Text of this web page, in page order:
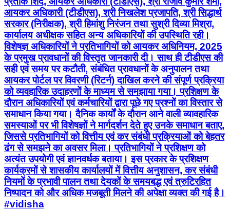
आयकर अधिकारी (टीडीएस), श्री निखलेश प्रजापति, श्री सिद्धार्थ
सरकार (निरीक्षक), श्री हिमांशु निरंजन तथा सुश्री दिव्या मिश्रा,
कार्यालय अधीक्षक सहित अन्य अधिकारियों की उपस्थिति रही।
विशेषज्ञ अधिकारियों ने प्रतिभागियों को आयकर अधिनियम, 2025
के प्रमुख प्रावधानों की विस्तृत जानकारी दी। साथ ही टीडीएस की
सही एवं समय पर कटौती, संबंधित प्रावधानों के अनुपालन तथा
आयकर पोर्टल पर विवरणी (रिटर्न) दाखिल करने की संपूर्ण प्रक्रिया
को व्यवहारिक उदाहरणों के माध्यम से समझाया गया। प्रशिक्षण के
दौरान अधिकारियों एवं कर्मचारियों द्वारा पूछे गए प्रश्नों का विस्तार से
समाधान किया गया। दैनिक कार्यों के दौरान आने वाली व्यावहारिक
समस्याओं पर भी विशेषज्ञों ने मार्गदर्शन देते हुए उनके समाधान बताए,
जिससे प्रतिभागियों को वित्तीय एवं कर संबंधी प्रक्रियाओं को बेहतर
ढंग से समझने का अवसर मिला। प्रतिभागियों ने प्रशिक्षण को
अत्यंत उपयोगी एवं ज्ञानवर्धक बताया। इस प्रकार के प्रशिक्षण
कार्यक्रमों से शासकीय कार्यालयों में वित्तीय अनुशासन, कर संबंधी
नियमों के प्रभावी पालन तथा देयकों के समयबद्ध एवं त्रुटिरहित
निष्पादन को और अधिक मजबूती मिलने की अपेक्षा व्यक्त की गई है।
#vidisha